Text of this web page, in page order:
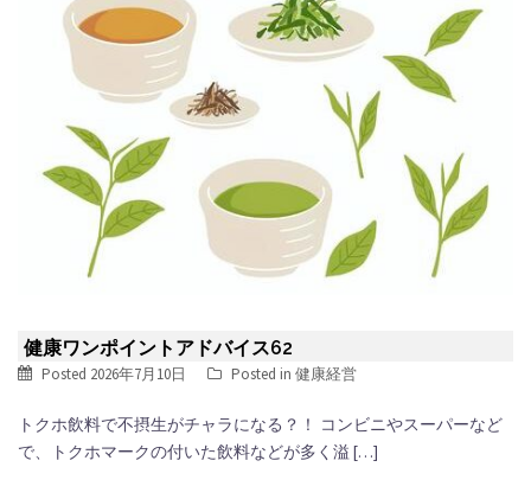
健康ワンポイントアドバイス62
Posted 2026年7月10日 Posted in 健康経営
トクホ飲料で不摂生がチャラになる？！ コンビニやスーパーなど
で、トクホマークの付いた飲料などが多く溢 […]